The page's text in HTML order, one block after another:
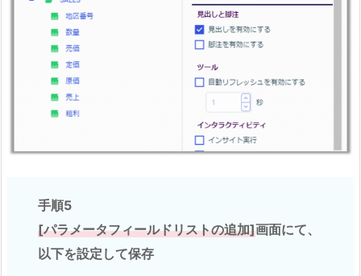
手順5
[パラメータフィールドリストの追加]画面にて、
以下を設定して保存